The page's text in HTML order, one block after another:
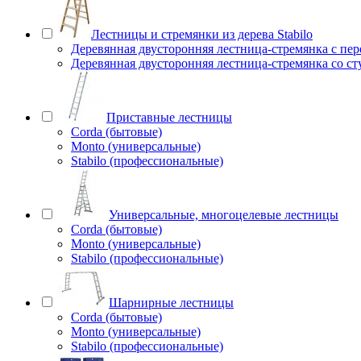
Лестницы и стремянки из дерева Stabilo
Деревянная двусторонняя лестница-стремянка с
Деревянная двусторонняя лестница-стремянка со
Приставные лестницы
Corda (бытовые)
Monto (универсальные)
Stabilo (профессиональные)
Универсальные, многоцелевые лестницы
Corda (бытовые)
Monto (универсальные)
Stabilo (профессиональные)
Шарнирные лестницы
Corda (бытовые)
Monto (универсальные)
Stabilo (профессиональные)